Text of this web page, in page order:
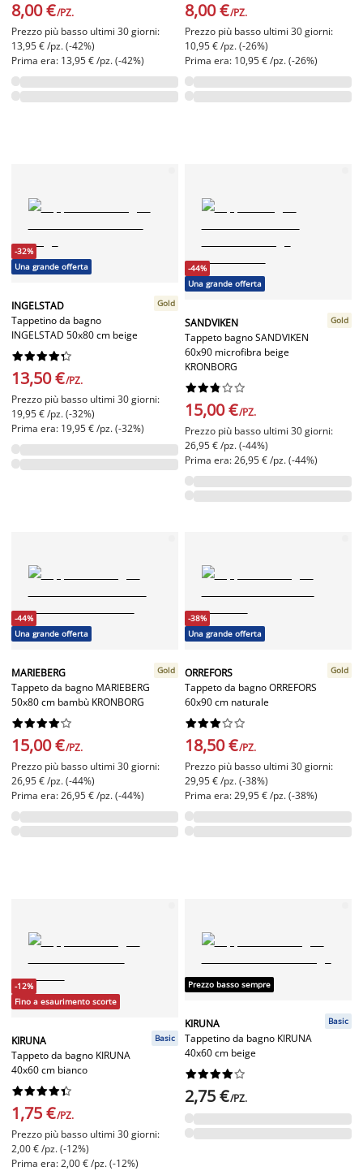
8,00 €/PZ.
Prezzo più basso ultimi 30 giorni:
13,95 € /pz. (-42%)
Prima era: 13,95 € /pz. (-42%)
8,00 €/PZ.
Prezzo più basso ultimi 30 giorni:
10,95 € /pz. (-26%)
Prima era: 10,95 € /pz. (-26%)
-32%
Una grande offerta
INGELSTAD
Tappetino da bagno
INGELSTAD 50x80 cm beige
Gold






13,50 €/PZ.
Prezzo più basso ultimi 30 giorni:
19,95 € /pz. (-32%)
Prima era: 19,95 € /pz. (-32%)
-44%
Una grande offerta
SANDVIKEN
Tappeto bagno SANDVIKEN
60x90 microfibra beige
KRONBORG
Gold






15,00 €/PZ.
Prezzo più basso ultimi 30 giorni:
26,95 € /pz. (-44%)
Prima era: 26,95 € /pz. (-44%)
-44%
Una grande offerta
MARIEBERG
Tappeto da bagno MARIEBERG
50x80 cm bambù KRONBORG
Gold






15,00 €/PZ.
Prezzo più basso ultimi 30 giorni:
26,95 € /pz. (-44%)
Prima era: 26,95 € /pz. (-44%)
-38%
Una grande offerta
ORREFORS
Tappeto da bagno ORREFORS
60x90 cm naturale
Gold






18,50 €/PZ.
Prezzo più basso ultimi 30 giorni:
29,95 € /pz. (-38%)
Prima era: 29,95 € /pz. (-38%)
-12%
Fino a esaurimento scorte
KIRUNA
Tappeto da bagno KIRUNA
40x60 cm bianco
Basic






1,75 €/PZ.
Prezzo più basso ultimi 30 giorni:
2,00 € /pz. (-12%)
Prima era: 2,00 € /pz. (-12%)
Prezzo basso sempre
KIRUNA
Tappetino da bagno KIRUNA
40x60 cm beige
Basic






2,75 €/PZ.